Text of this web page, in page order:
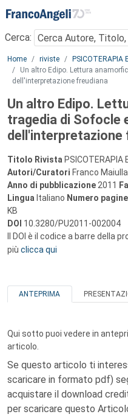
Menu
Cerca:
Main content
Home riviste PSICOTERAPIA
Un altro Edipo. Lettura
dell'interpretazione freudiana
Un altro Edipo.
tragedia di Sofocle
dell'interpretazione
Titolo Rivista PSICOTERAPIA
Autori/Curatori Franco
Anno di pubblicazione 2011
Lingua Italiano Numero pagine
KB
DOI 10.3280/PU2011-002004
Il DOI è il codice a barre della
più clicca qui
ANTEPRIMA
Qui sotto puoi vedere in
articolo.
Se questo articolo ti
scaricare in formato pdf)
acquistare il download
per scaricare questo